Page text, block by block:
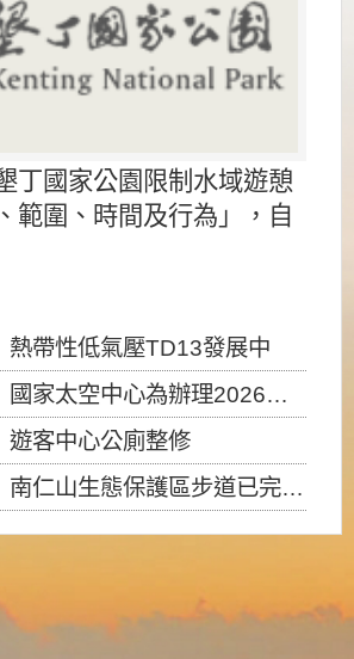
丁國家公園限制水域遊憩
範圍、時間及行為」，自
熱帶性低氣壓TD13發展中
國家太空中心為辦理2026台灣盃火箭競賽，陸、海、空域警戒及協調相關事宜，因颱風備案事宜
遊客中心公廁整修
南仁山生態保護區步道已完成修復，自115年7月13日（星期一）起恢復開放入園，歡迎民眾依規定申請入園....